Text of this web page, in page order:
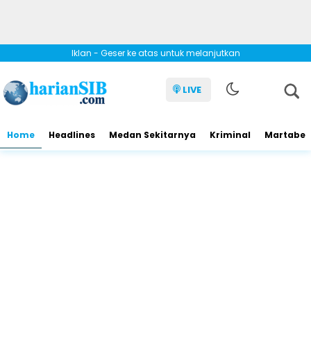
Iklan - Geser ke atas untuk melanjutkan
LIVE
Home Headlines Medan Sekitarnya Kriminal Martabe